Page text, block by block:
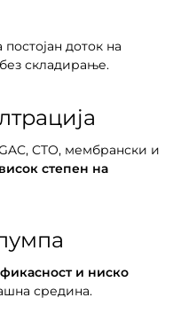
доток на
складирање.
CTO, мембрански и
висок степен на
и ниско
средина.